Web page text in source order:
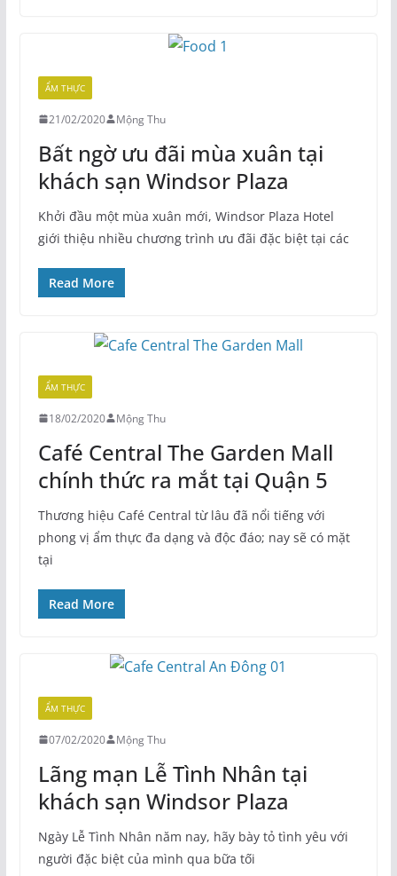
ẨM THỰC
21/02/2020 Mộng Thu
Bất ngờ ưu đãi mùa xuân tại
khách sạn Windsor Plaza
Khởi đầu một mùa xuân mới, Windsor Plaza Hotel
giới thiệu nhiều chương trình ưu đãi đặc biệt tại các
Read More
ẨM THỰC
18/02/2020 Mộng Thu
Café Central The Garden Mall
chính thức ra mắt tại Quận 5
Thương hiệu Café Central từ lâu đã nổi tiếng với
phong vị ẩm thực đa dạng và độc đáo; nay sẽ có mặt
tại
Read More
ẨM THỰC
07/02/2020 Mộng Thu
Lãng mạn Lễ Tình Nhân tại
khách sạn Windsor Plaza
Ngày Lễ Tình Nhân năm nay, hãy bày tỏ tình yêu với
người đặc biệt của mình qua bữa tối